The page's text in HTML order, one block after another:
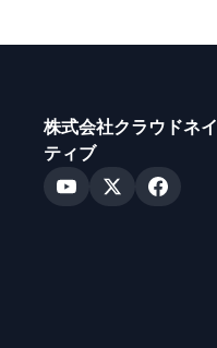
株式会社クラウドネイ
ティブ